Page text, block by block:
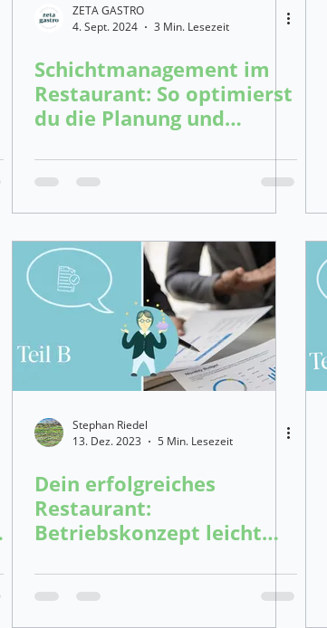
ZETA GASTRO
4. Sept. 2024
3 Min. Lesezeit
Schichtmanagement im
Restaurant: So optimierst
du die Planung und
Stephan Riedel
13. Dez. 2023
5 Min. Lesezeit
Dein erfolgreiches
Restaurant:
Betriebskonzept leicht